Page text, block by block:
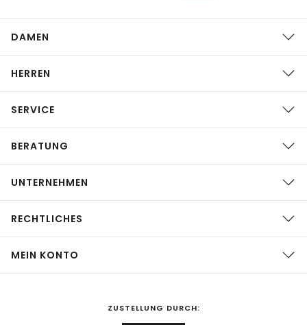
DAMEN
HERREN
SERVICE
BERATUNG
UNTERNEHMEN
RECHTLICHES
MEIN KONTO
ZUSTELLUNG DURCH: